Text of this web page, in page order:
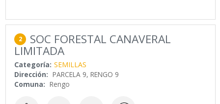
2 SOC FORESTAL CANAVERAL
LIMITADA
Categoría: SEMILLAS
Dirección: PARCELA 9, RENGO 9
Comuna: Rengo